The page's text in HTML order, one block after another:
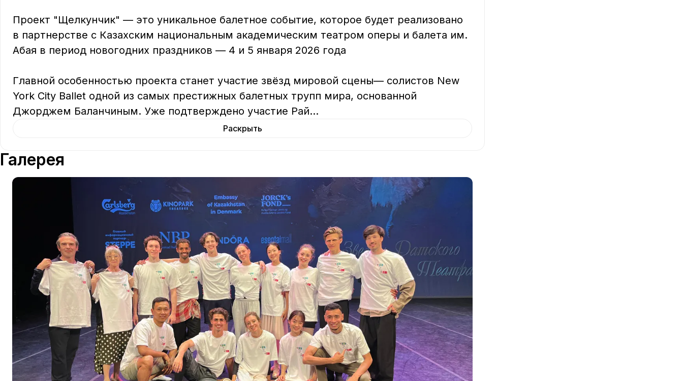
Проект "Щелкунчик" — это уникальное балетное событие, которое будет реализовано
в партнерстве с Казахским национальным академическим театром оперы и балета им.
Абая в период новогодних праздников — 4 и 5 января 2026 года
Главной особенностью проекта станет участие звёзд мировой сцены— солистов New
York City Ballet одной из самых престижных балетных трупп мира, основанной
Джорджем Баланчиным. Уже подтверждено участие Рай...
Раскрыть
Галерея